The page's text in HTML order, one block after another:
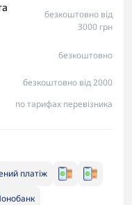
безкоштовно від
3000 грн
безкоштовно
безкоштовно від 2000
по тарифах перевізника
платіж